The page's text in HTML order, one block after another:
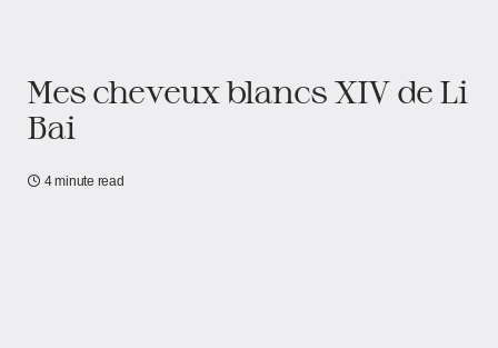
Mes cheveux blancs XIV de Li
Bai
4 minute read